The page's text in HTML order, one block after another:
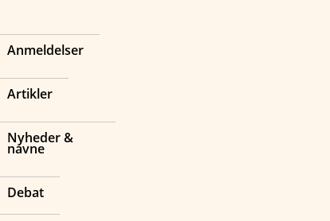
Anmeldelser
Artikler
Nyheder &
navne
Debat